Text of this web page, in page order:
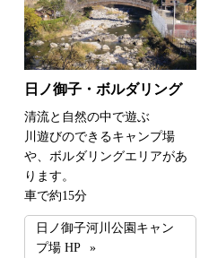
日ノ御子・ボルダリング
清流と自然の中で遊ぶ
川遊びのできるキャンプ場
や、ボルダリングエリアがあ
ります。
車で約15分
日ノ御子河川公園キャン
プ場 HP